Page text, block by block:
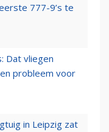
777-9’s te
Dat vliegen
probleem voor
in Leipzig zat